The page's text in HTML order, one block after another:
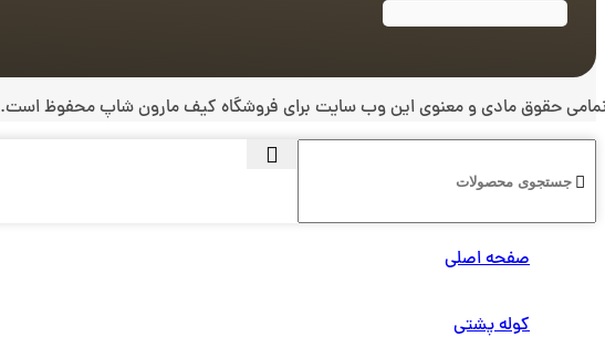
حقوق مادی و معنوی این وب سایت برای فروشگاه کیف مارون شاپ محفوظ است.
صفحه اصلی
کوله پشتی